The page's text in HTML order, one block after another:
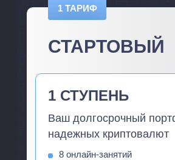
СТАРТОВЫЙ
1 СТУПЕНЬ
Ваш долгосрочный
надежных криптовалют
8 онлайн-занятий
1 ТАРИФ